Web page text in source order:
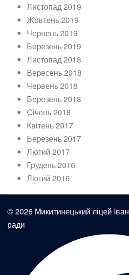
Листопад 2019
Жовтень 2019
Червень 2019
Березень 2019
Листопад 2018
Вересень 2018
Червень 2018
Березень 2018
Січень 2018
Квітень 2017
Березень 2017
Лютий 2017
Грудень 2016
Лютий 2016
© 2026 Микитинецький ліцей
ради